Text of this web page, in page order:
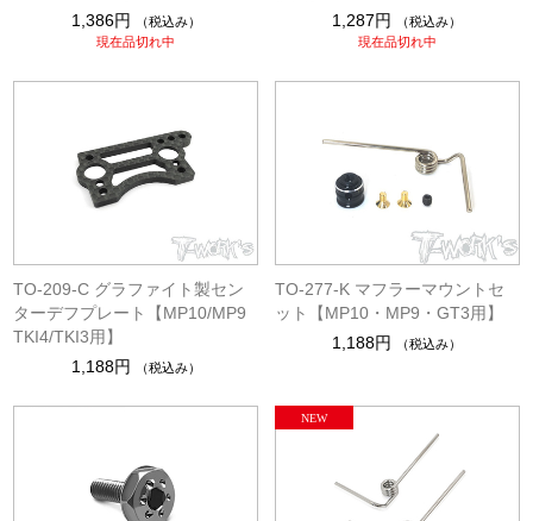
1,386円
（税込み）
現在品切れ中
1,287円
（税込み）
現在品切れ中
TO-209-C グラファイト製セン
ターデフプレート【MP10/MP9
TKI4/TKI3用】
1,188円
（税込み）
TO-277-K マフラーマウントセ
ット【MP10・MP9・GT3用】
1,188円
（税込み）